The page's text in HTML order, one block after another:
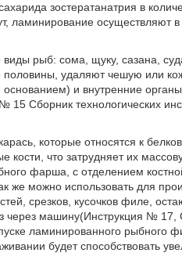
зостератанатрия в
ламинирование осуществляют
рыб: сома, щуку, сазана,
удаляют чешую или
и внутренние
Сборник технологических
которые относятся к
что затрудняет их
фарша, с отделением
же можно использовать для
срезков, кусочков филе,
через машину(Инструкция № 17,
ламинированного рыбного
будет способствовать